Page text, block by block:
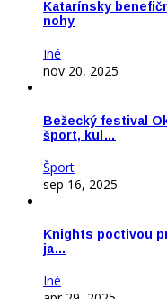
Katarínsky
nohy
Iné
nov 20, 2025
Bežecký festival
šport, kul…
Šport
sep 16, 2025
Knights poctivou
ja…
Iné